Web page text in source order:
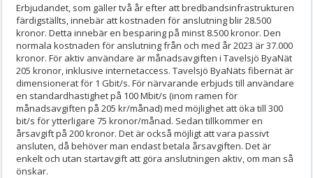
Erbjudandet, som gäller två år efter att bredbandsinfrastrukturen
färdigställts, innebär att kostnaden för anslutning blir 28.500
kronor. Detta innebär en besparing på minst 8.500 kronor. Den
normala kostnaden för anslutning från och med år 2023 är 37.000
kronor. För aktiv användare är månadsavgiften i Tavelsjö ByaNät
205 kronor, inklusive internetaccess. Tavelsjö ByaNäts fibernät är
dimensionerat för 1 Gbit/s. För närvarande erbjuds till användare
en standardhastighet på 100 Mbit/s (inom ramen för
månadsavgiften på 205 kr/månad) med möjlighet att öka till 300
bit/s för ytterligare 75 kronor/månad. Sedan tillkommer en
årsavgift på 200 kronor. Det är också möjligt att vara passivt
ansluten, då behöver man endast betala årsavgiften. Det är
enkelt och utan startavgift att göra anslutningen aktiv, om man så
önskar.